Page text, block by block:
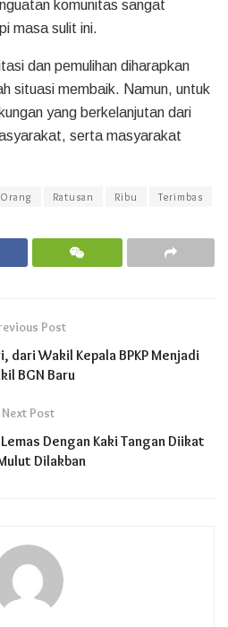
komunitas sangat
masa sulit ini.
dan pemulihan diharapkan
situasi membaik. Namun, untuk
yang berkelanjutan dari
serta masyarakat
Orang Ratusan Ribu Terimbas
Post
dari Wakil Kepala BPKP Menjadi
BGN Baru
Next Post
Dengan Kaki Tangan Diikat
Dilakban